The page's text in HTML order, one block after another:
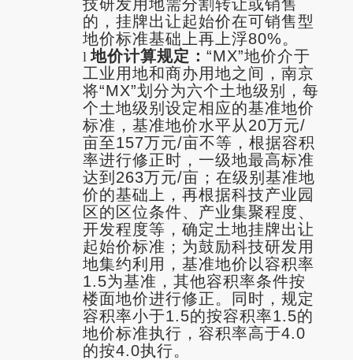
技研发用地需分割转让或销售
的，挂牌出让起始价在可销售型
地价标准基础上再上浮80%。
l 地价计算规定： “MX”地价介于
工业用地和商办用地之间，南京
将“MX”划分为六个土地级别，每
个土地级别设定相应的基准地价
标准，基准地价水平从20万元/
亩至157万元/亩不等，根据容积
率进行修正时，一级地最高标准
达到263万元/亩；在级别基准地
价的基础上，再根据科技产业园
区的区位条件、产业集聚程度、
开发程度等，确定土地挂牌出让
起始价标准；为鼓励科技研发用
地集约利用，基准地价以容积率
1.5为基准，其他容积率条件按
楼面地价进行修正。同时，规定
容积率小于1.5的按容积率1.5的
地价标准执行，容积率高于4.0
的按4.0执行。